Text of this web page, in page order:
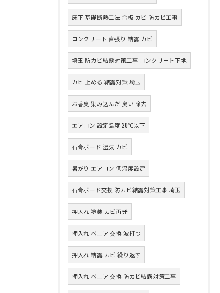
床下 基礎断熱工法 合板 カビ 防カビ工事
コンクリート 直張り 結露 カビ
埼玉 防カビ結露対策工事 コンクリート下地
カビ 止める 結露対策 埼玉
お香臭 染み込んだ 臭い 除去
エアコン 設定温度 20℃以下
石膏ボード 湿気 カビ
暑がり エアコン 低温度設定
石膏ボード交換 防カビ結露対策工事 埼玉
押入れ 塗装 カビ再発
押入れ ベニア 交換 波打つ
押入れ 結露 カビ 繰り返す
押入れ ベニア 交換 防カビ結露対策工事